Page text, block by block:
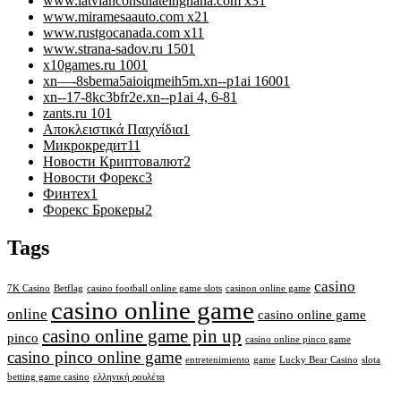
www.miramesaauto.com x21
www.rustgocanada.com x11
www.strana-sadov.ru 1501
x10games.ru 1001
xn—-8sbema5aioiqmeih5m.xn--p1ai 16001
xn--17-8kc3bfr2e.xn--p1ai 4, 6-81
zants.ru 101
Αποκλειστικά Παιχνίδια1
Микрокредит11
Новости Криптовалют2
Новости Форекс3
Финтех1
Форекс Брокеры2
Tags
7K Casino Betflag casino football online game slots casinon online game casino
online casino online game casino online game
pinco casino online game pin up casino online pinco game
casino pinco online game entretenimiento game Lucky Bear Casino slota
betting game casino ελληνική ρουλέτα